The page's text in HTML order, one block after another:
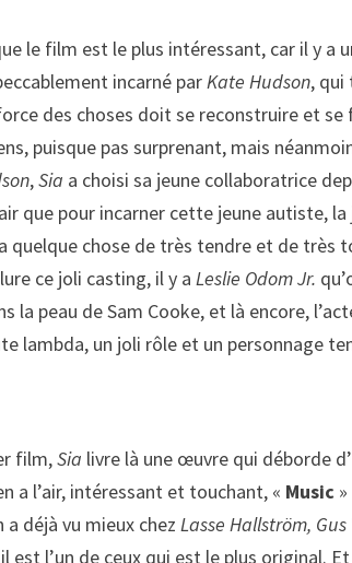
le film est le plus intéressant, car il y
incarné parKate Hudson, qui
des choses doit se reconstruire et
puisque pas surprenant, mais
,Sia a choisi sa jeune collaboratrice
que pour incarner cette jeune autiste,
quelque chose de très tendre et de très
ce joli casting, il y aLeslie Odom Jr.
la peau de Sam Cooke, et là encore,
lambda, un joli rôle et un personnage
film,Sia livre là une œuvre qui déborde
a l’air, intéressant et touchant, « Music
a déjà vu mieux chezLasse Hallström,
est l’un de ceux qui est le plus